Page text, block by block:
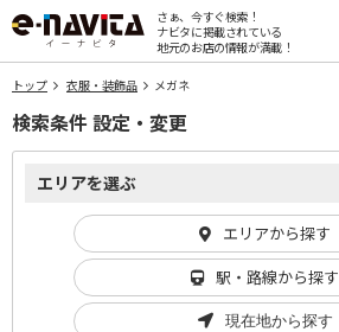
さぁ、今すぐ検索！
ナビタに掲載されている
地元のお店の情報が満載！
トップ 衣服・装飾品 メガネ
検索条件 設定・変更
エリアを選ぶ
エリアから探す
駅・路線から探す
現在地から探す